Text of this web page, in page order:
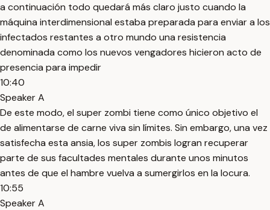
a continuación todo quedará más claro justo cuando la
máquina interdimensional estaba preparada para enviar a los
infectados restantes a otro mundo una resistencia
denominada como los nuevos vengadores hicieron acto de
presencia para impedir
10:40
Speaker A
De este modo, el super zombi tiene como único objetivo el
de alimentarse de carne viva sin límites. Sin embargo, una vez
satisfecha esta ansia, los super zombis logran recuperar
parte de sus facultades mentales durante unos minutos
antes de que el hambre vuelva a sumergirlos en la locura.
10:55
Speaker A